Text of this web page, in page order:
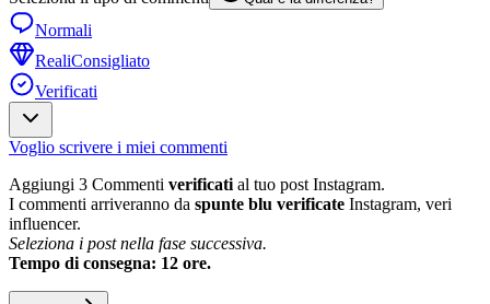
Normali
RealiConsigliato
Verificati
Voglio scrivere i miei commenti
Aggiungi 3 Commenti verificati al tuo post Instagram.
I commenti arriveranno da spunte blu verificate Instagram, veri
influencer.
Seleziona i post nella fase successiva.
Tempo di consegna: 12 ore.